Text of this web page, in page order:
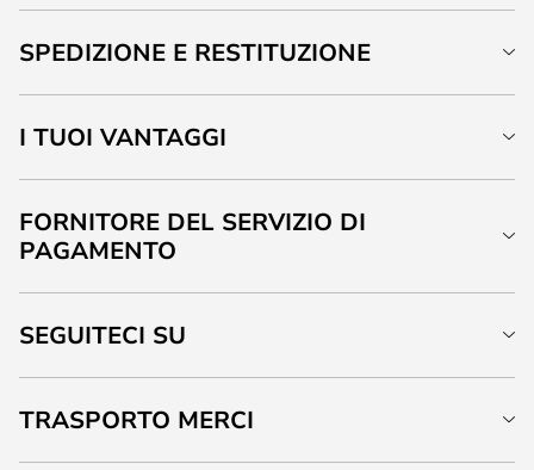
SPEDIZIONE E RESTITUZIONE
I TUOI VANTAGGI
FORNITORE DEL SERVIZIO DI
PAGAMENTO
SEGUITECI SU
TRASPORTO MERCI